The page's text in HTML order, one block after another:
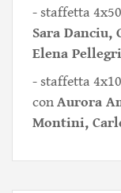
- staffetta
Sara Danciu,
Elena
- staffetta
conAurora
Montini,